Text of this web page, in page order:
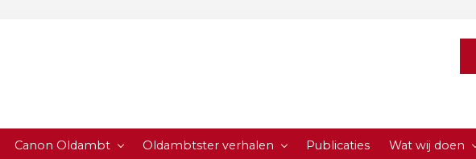
Canon Oldambt Oldambtster verhalen Publicaties Wat wij doen